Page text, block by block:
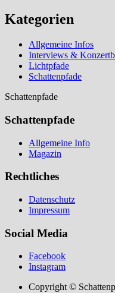
Kategorien
Allgemeine Infos
Interviews &
Lichtpfade
Schattenpfade
Schattenpfade
Schattenpfade
Allgemeine Info
Magazin
Rechtliches
Datenschutz
Impressum
Social Media
Facebook
Instagram
Copyright ©